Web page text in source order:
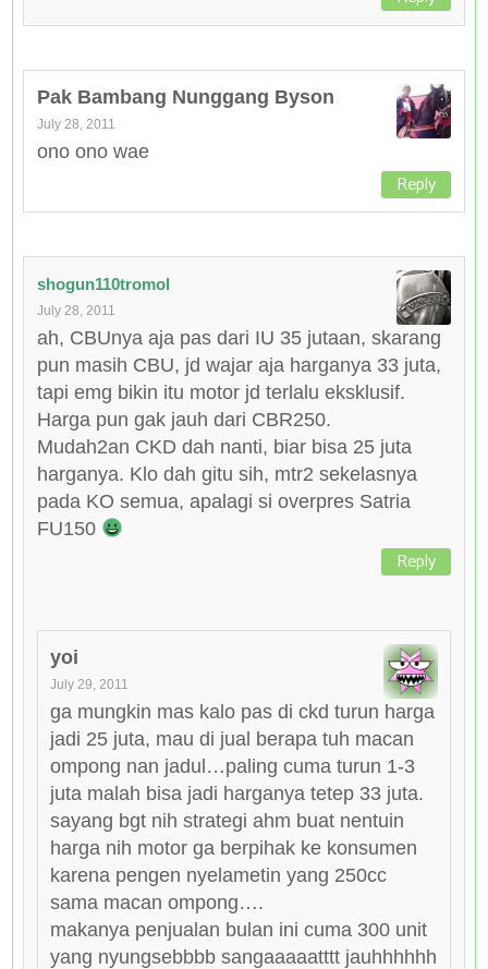
Pak Bambang Nunggang Byson
July 28, 2011
ono ono wae
Reply
shogun110tromol
July 28, 2011
ah, CBUnya aja pas dari IU 35 jutaan, skarang
pun masih CBU, jd wajar aja harganya 33 juta,
tapi emg bikin itu motor jd terlalu eksklusif.
Harga pun gak jauh dari CBR250.
Mudah2an CKD dah nanti, biar bisa 25 juta
harganya. Klo dah gitu sih, mtr2 sekelasnya
pada KO semua, apalagi si overpres Satria
FU150
Reply
yoi
July 29, 2011
ga mungkin mas kalo pas di ckd turun harga
jadi 25 juta, mau di jual berapa tuh macan
ompong nan jadul…paling cuma turun 1-3
juta malah bisa jadi harganya tetep 33 juta.
sayang bgt nih strategi ahm buat nentuin
harga nih motor ga berpihak ke konsumen
karena pengen nyelametin yang 250cc
sama macan ompong….
makanya penjualan bulan ini cuma 300 unit
yang nyungsebbbb sangaaaaatttt jauhhhhhh